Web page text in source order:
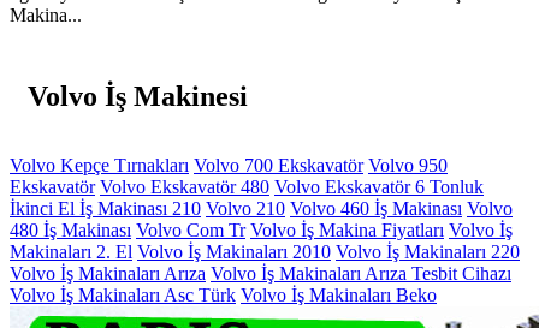
Makina...
Volvo İş Makinesi
Volvo Kepçe Tırnakları Volvo 700 Ekskavatör Volvo 950
Ekskavatör Volvo Ekskavatör 480 Volvo Ekskavatör 6 Tonluk
İkinci El İş Makinası 210 Volvo 210 Volvo 460 İş Makinası Volvo
480 İş Makinası Volvo Com Tr Volvo İş Makina Fiyatları Volvo İş
Makinaları 2. El Volvo İş Makinaları 2010 Volvo İş Makinaları 220
Volvo İş Makinaları Arıza Volvo İş Makinaları Arıza Tesbit Cihazı
Volvo İş Makinaları Asc Türk Volvo İş Makinaları Beko